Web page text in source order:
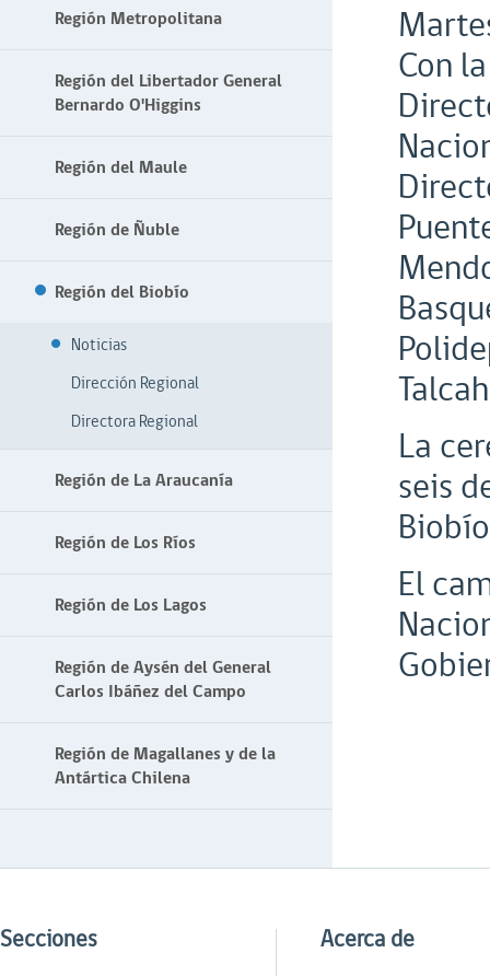
Región Metropolitana
Región del Libertador General
Bernardo O'Higgins
Región del Maule
Región de Ñuble
Región del Biobío
Noticias
Dirección Regional
Directora Regional
Región de La Araucanía
Región de Los Ríos
Región de Los Lagos
Región de Aysén del General
Carlos Ibáñez del Campo
Región de Magallanes y de la
Antártica Chilena
Con
La
seis
El
Secciones Acerca de